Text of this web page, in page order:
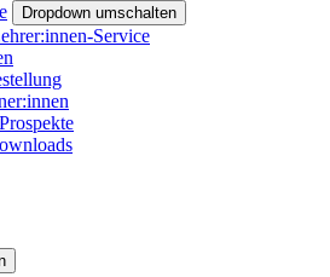
Dropdown umschalten
Service